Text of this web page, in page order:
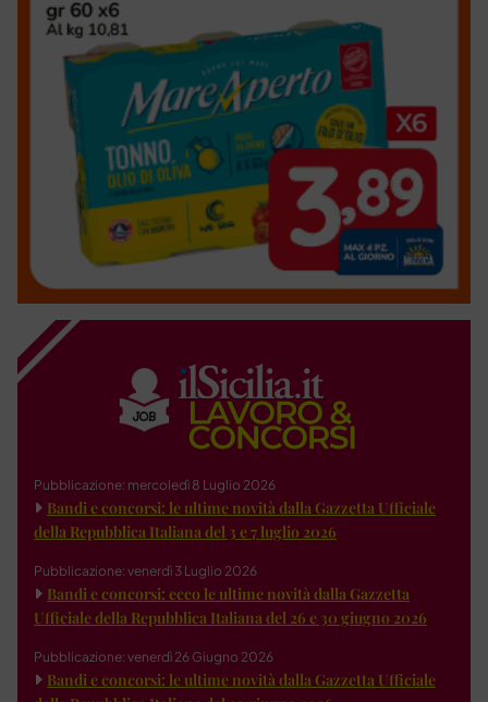
Pubblicazione: mercoledì 8 Luglio 2026
Bandi e concorsi: le ultime novità dalla Gazzetta Ufficiale
della Repubblica Italiana del 3 e 7 luglio 2026
Pubblicazione: venerdì 3 Luglio 2026
Bandi e concorsi: ecco le ultime novità dalla Gazzetta
Ufficiale della Repubblica Italiana del 26 e 30 giugno 2026
Pubblicazione: venerdì 26 Giugno 2026
Bandi e concorsi: le ultime novità dalla Gazzetta Ufficiale